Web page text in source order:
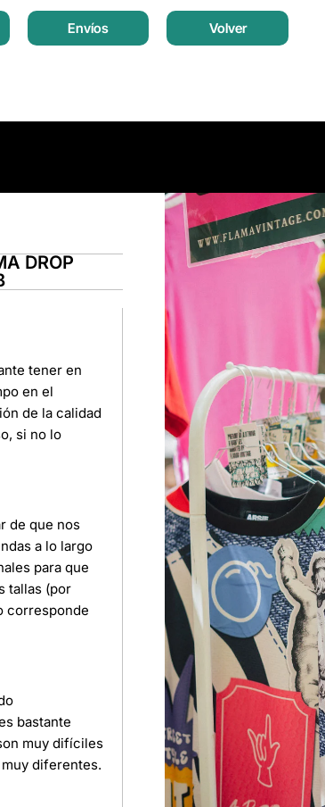
Envíos Volver
DROP
tener en
en el
de la calidad
si no lo
de que nos
a lo largo
para que
tallas (por
corresponde
bastante
muy difíciles
diferentes.